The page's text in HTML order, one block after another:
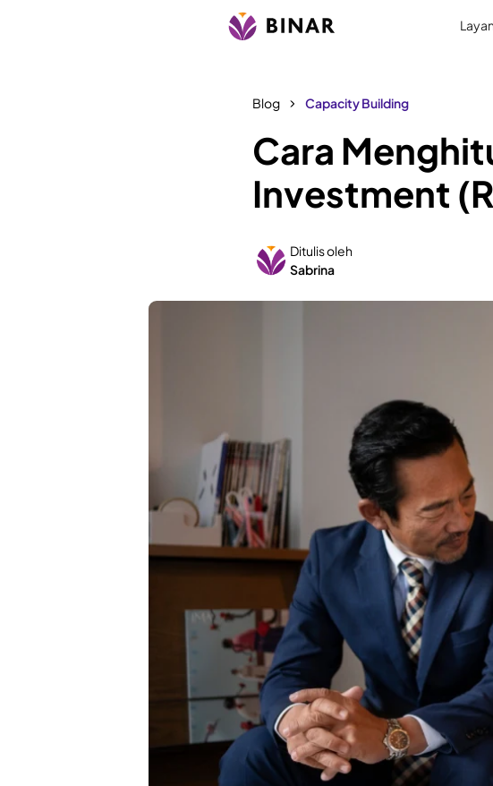
Blog Capacity Building
Cara
Investment
Ditulis oleh
Sabrina